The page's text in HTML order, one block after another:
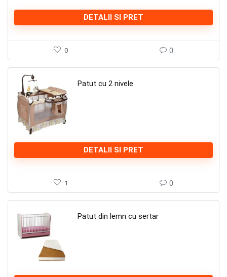
DETALII SI PRET
0 0
Patut cu 2 nivele
DETALII SI PRET
1 0
Patut din lemn cu sertar